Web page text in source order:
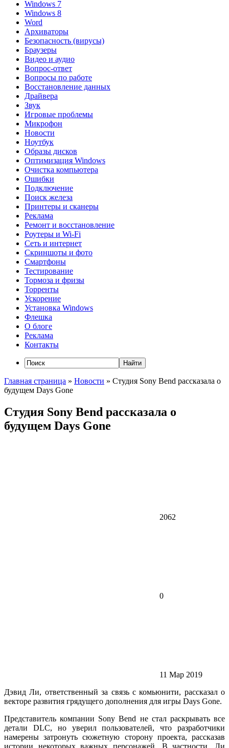
Windows 7
Windows 8
Word
Архиваторы
Безопасность (вирусы)
Браузеры
Видео и аудио
Вопрос-ответ
Вопросы по работе
Восстановление данных
Драйвера
Звук
Игровые проблемы
Микрофон
Новости
Ноутбук
Образы дисков
Оптимизация Windows
Очистка компьютера
Ошибки
Подключение
Поиск железа
Принтеры и сканеры
Реклама
Ремонт и восстановление
Роутеры и Wi-Fi
Сеть и интернет
Скриншоты и фото
Смартфоны
Тестирование
Тормоза и фризы
Торренты
Ускорение
Установка Windows
Флешка
О блоге
Реклама
Контакты
Главная страница » Новости » Студия Sony Bend рассказала о
будущем Days Gone
Студия Sony Bend рассказала о
будущем Days Gone
2062
0
11 Мар 2019
Дэвид Ли, ответственный за связь с комьюнити, рассказал о
векторе развития грядущего дополнения для игры Days Gone.
Представитель компании Sony Bend не стал раскрывать все
детали DLC, но уверил пользователей, что разработчики
намерены затронуть сюжетную сторону проекта, рассказав
истории некоторых важных персонажей. В частности, Ли